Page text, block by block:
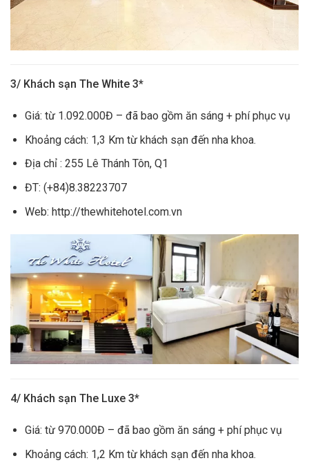
3/ Khách sạn The White 3*
Giá: từ 1.092.000Đ – đã bao gồm ăn sáng + phí phục vụ
Khoảng cách: 1,3 Km từ khách sạn đến nha khoa.
Địa chỉ : 255 Lê Thánh Tôn, Q1
ĐT: (+84)8.38223707
Web: http://thewhitehotel.com.vn
4/ Khách sạn The Luxe 3*
Giá: từ 970.000Đ – đã bao gồm ăn sáng + phí phục vụ
Khoảng cách: 1,2 Km từ khách sạn đến nha khoa.